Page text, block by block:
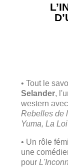
• Tout le
Selander,
western
Rebelles de
Yuma, La
• Un rôle
une
pour